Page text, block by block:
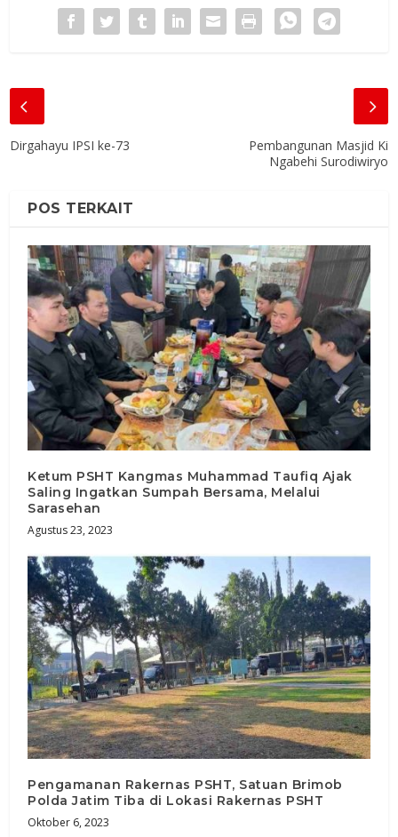
Dirgahayu IPSI ke-73
Pembangunan Masjid Ki
Ngabehi Surodiwiryo
POS TERKAIT
Ketum PSHT Kangmas Muhammad Taufiq Ajak
Saling Ingatkan Sumpah Bersama, Melalui
Sarasehan
Agustus 23, 2023
Pengamanan Rakernas PSHT, Satuan Brimob
Polda Jatim Tiba di Lokasi Rakernas PSHT
Oktober 6, 2023